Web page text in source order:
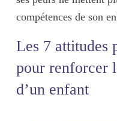
compétences de son
Les 7 attitudes
pour renforcer
d’un enfant